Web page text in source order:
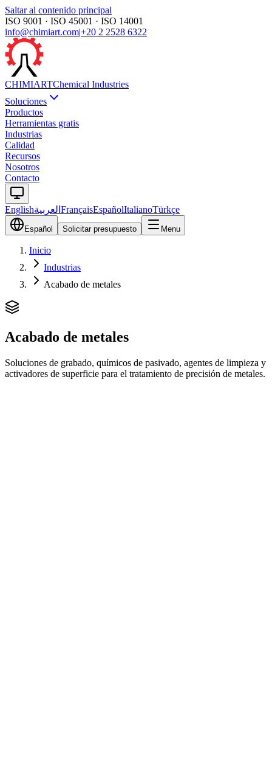
Saltar al contenido principal
ISO 9001 · ISO 45001 · ISO 14001
info@chimiart.com|+20 2 2528 6322
CHIMIARTChemical Industries
Soluciones
Productos
Herramientas gratis
Industrias
Calidad
Recursos
Nosotros
Contacto
Englishالعربية FrançaisEspañolItalianoTürkçe
Español Solicitar presupuesto Menu
Inicio
Industrias
Acabado de metales
Acabado de metales
Soluciones de grabado, químicos de pasivado, agentes de limpieza y
activadores de superficie para el tratamiento de precisión de metales.